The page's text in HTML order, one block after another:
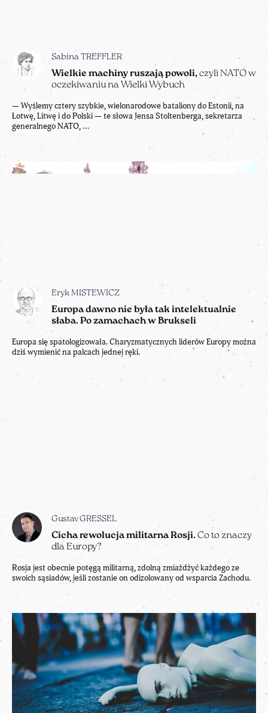
Sabina TREFFLER
Wielkie machiny ruszają powoli,czyli NATO w
oczekiwaniu na Wielki Wybuch
— Wyślemy cztery szybkie, wielonarodowe bataliony do Estonii, na
Łotwę, Litwę i do Polski — te słowa Jensa Stoltenberga, sekretarza
generalnego NATO, ...
Eryk MISTEWICZ
Europa dawno nie była tak intelektualnie
słaba. Po zamachach w Brukseli
Europa się spatologizowała. Charyzmatycznych liderów Europy można
dziś wymienić na palcach jednej ręki.
Gustav GRESSEL
Cicha rewolucja militarna Rosji. Co to znaczy
dla Europy?
Rosja jest obecnie potęgą militarną, zdolną zmiażdżyć każdego ze
swoich sąsiadów, jeśli zostanie on odizolowany od wsparcia Zachodu.